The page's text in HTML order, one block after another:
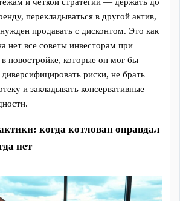
и чёткой стратегии — держать до
перекладываться в другой актив,
продавать с дисконтом. Это как
нет все советы инвесторам при
новостройке, которые он мог бы
диверсифицировать риски, не брать
и закладывать консервативные
когда котлован оправдал
нет